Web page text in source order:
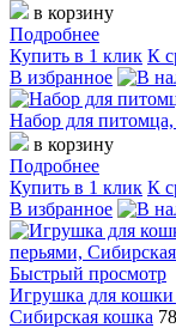
в корзину
Подробнее
Купить в 1 клик К
В избранное
Набор для
в корзину
Подробнее
Купить в 1 клик К
В избранное
Быстрый просмотр
Игрушка для кошки
Сибирская кошка